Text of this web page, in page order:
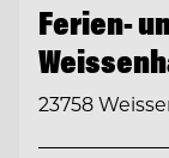
Ferien-
23758